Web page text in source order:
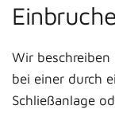
Wir
bei einer durch
Schließanlage